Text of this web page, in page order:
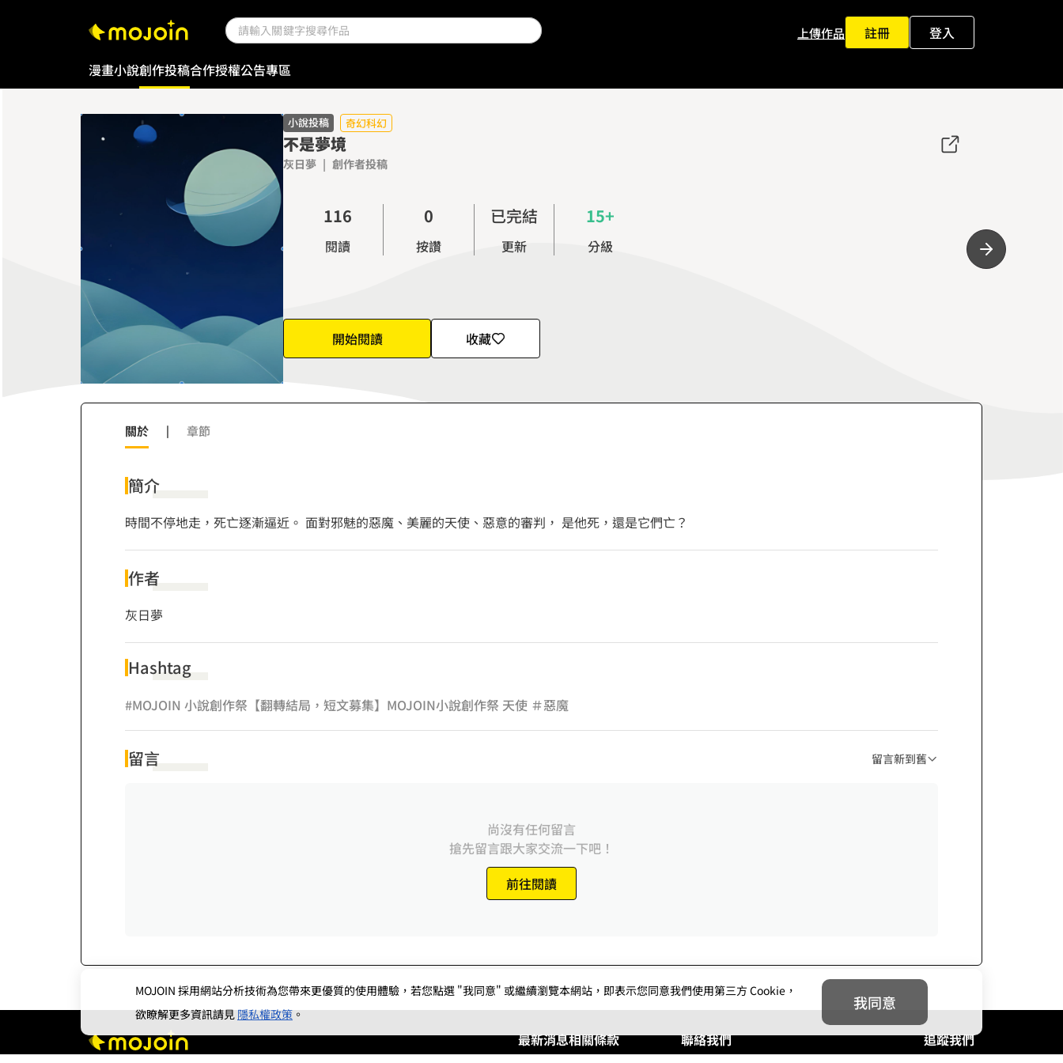
上傳作品 註冊
登入
漫畫小說創作投稿合作授權公告專區
小說投稿 奇幻科幻
不是夢境
灰日夢 | 創作者投稿
1
2
7
9
1
2
6
7
9
2
3
4
6
7
閱讀
0
1
6
8
按讚
已完結
更新
15+
分級
開始閱讀 收藏
關於 | 章節
簡介
時間不停地走，死亡逐漸逼近。 面對邪魅的惡魔、美麗的天使、惡意的審判， 是他死，還是它們亡？
作者
灰日夢
Hashtag
#MOJOIN 小說創作祭【翻轉結局，短文募集】MOJOIN小說創作祭 天使 ＃惡魔
留言 留言新到舊
尚沒有任何留言
搶先留言跟大家交流一下吧！
前往閱讀
最新消息相關條款 聯絡我們 追蹤我們
MOJOIN 採用網站分析技術為您帶來更優質的使用體驗，若您點選 "我同意" 或繼續瀏覽本網站，即表示您同意我們使用第三方 Cookie，
欲瞭解更多資訊請見隱私權政策。
我同意